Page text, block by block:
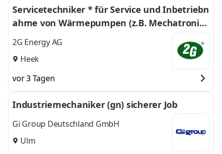
Servicetechniker * für Service und Inbetriebn
ahme von Wärmepumpen (z.B. Mechatronik
er* für Kältetechnik)
2G Energy AG
Heek
vor 3 Tagen
Industriemechaniker (gn) sicherer Job
Gi Group Deutschland GmbH
Ulm